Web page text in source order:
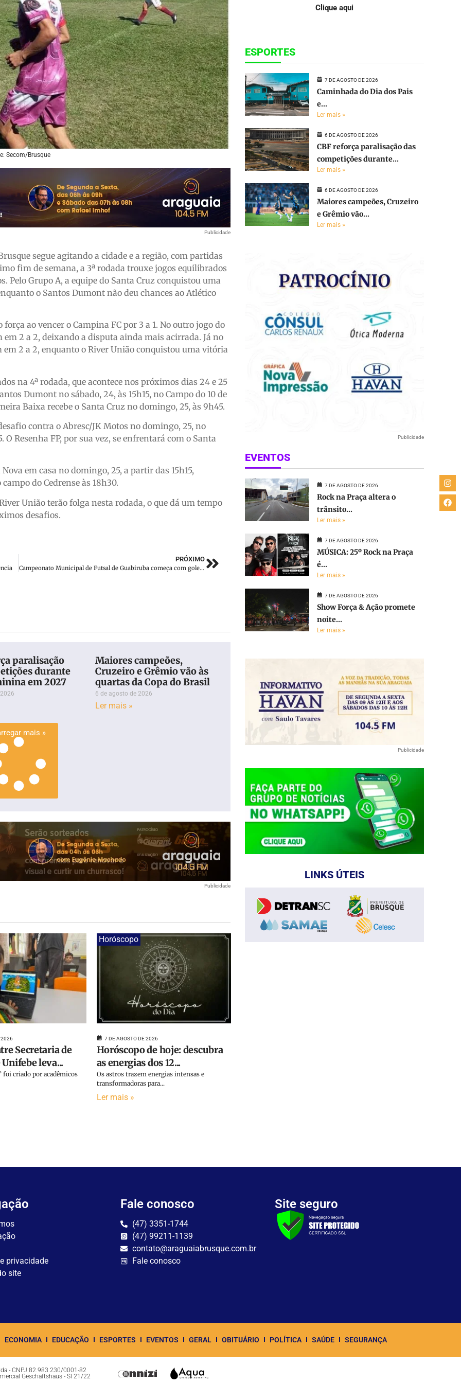
Secom/Brusque
Publicidade
segue agitando a cidade e a região, com partidas
fim de semana, a 3ª rodada trouxe jogos equilibrados
Pelo Grupo A, a equipe do Santa Cruz conquistou uma
o Santos Dumont não deu chances ao Atlético
ao vencer o Campina FC por 3 a 1. No outro jogo do
em 2 a 2, deixando a disputa ainda mais acirrada. Já no
em 2 a 2, enquanto o River União conquistou uma vitória
na 4ª rodada, que acontece nos próximos dias 24 e 25
Dumont no sábado, 24, às 15h15, no Campo do 10 de
Baixa recebe o Santa Cruz no domingo, 25, às 9h45.
contra o Abresc/JK Motos no domingo, 25, no
Resenha FP, por sua vez, se enfrentará com o Santa
em casa no domingo, 25, a partir das 15h15,
do Cedrense às 18h30.
União terão folga nesta rodada, o que dá um tempo
desafios.
PRÓXIMO
Campeonato Municipal de Futsal de Guabiruba começa com goleadas e jogos equilibrados
paralisação
durante
em 2027
Maiores campeões,
Cruzeiro e Grêmio vão às
quartas da Copa do Brasil
6 de agosto de 2026
Ler mais »
mais »
Publicidade
2026
Secretaria de
Unifebe leva...
foi criado por acadêmicos
Horóscopo
7 DE AGOSTO DE 2026
Horóscopo de hoje: descubra
as energias dos 12...
Os astros trazem energias intensas e
transformadoras para...
Ler mais »
Clique aqui
ESPORTES
7 DE AGOSTO DE 2026
Caminhada do Dia dos Pais
e...
Ler mais »
6 DE AGOSTO DE 2026
CBF reforça paralisação das
competições durante...
Ler mais »
6 DE AGOSTO DE 2026
Maiores campeões, Cruzeiro
e Grêmio vão...
Ler mais »
Publicidade
EVENTOS
7 DE AGOSTO DE 2026
Rock na Praça altera o
trânsito...
Ler mais »
7 DE AGOSTO DE 2026
MÚSICA: 25º Rock na Praça
é...
Ler mais »
7 DE AGOSTO DE 2026
Show Força & Ação promete
noite...
Ler mais »
Publicidade
LINKS ÚTEIS
privacidade
site
Fale conosco
(47) 3351-1744
(47) 99211-1139
contato@araguaiabrusque.com.br
Fale conosco
Site seguro
ECONOMIA EDUCAÇÃO ESPORTES EVENTOS GERAL OBITUÁRIO POLÍTICA SAÚDE SEGURANÇA
- CNPJ 82.983.230/0001-82
Geschäftshaus - Sl 21/22